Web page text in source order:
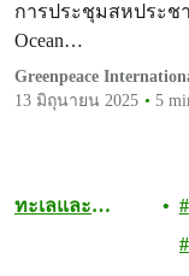
การประชุมสหประช
Ocean…
Greenpeace
13 มิถุนายน 2025
5
ทะเลและ